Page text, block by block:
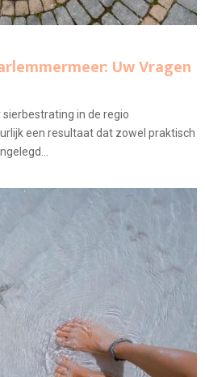
Uw Vragen
in de regio
een resultaat dat zowel praktisch